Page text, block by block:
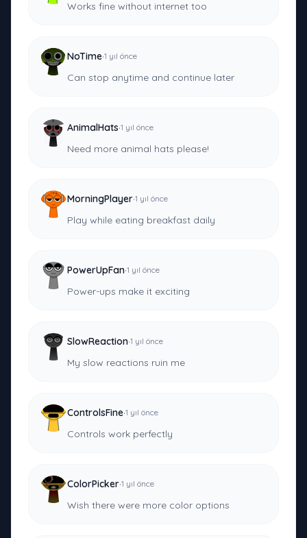
Works fine without internet too
NoTime·1 yıl önce
Can stop anytime and continue later
AnimalHats·1 yıl önce
Need more animal hats please!
MorningPlayer·1 yıl önce
Play while eating breakfast daily
PowerUpFan·1 yıl önce
Power-ups make it exciting
SlowReaction·1 yıl önce
My slow reactions ruin me
ControlsFine·1 yıl önce
Controls work perfectly
ColorPicker·1 yıl önce
Wish there were more color options